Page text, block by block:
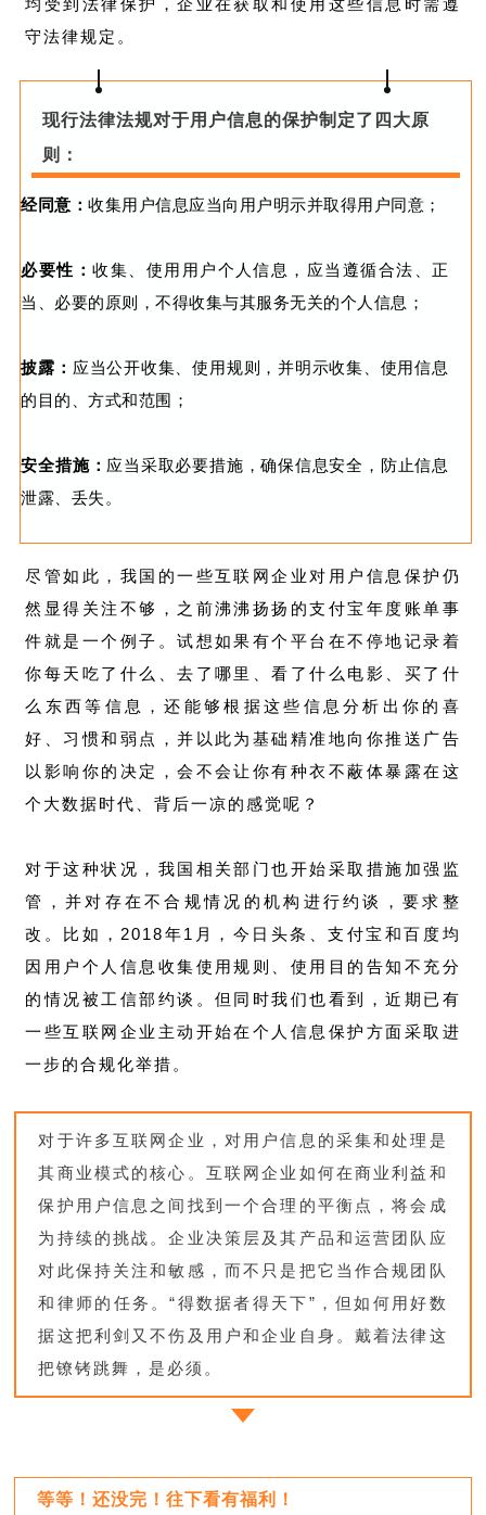
守法律规定。
现行法律法规对于用户信息的保护制定了四大原
则：
经同意：收集用户信息应当向用户明示并取得用户同意；
必要性：收集、使用用户个人信息，应当遵循合法、正
当、必要的原则，不得收集与其服务无关的个人信息；
披露： 应当公开收集、使用规则，并明示收集、使用信息
的目的、方式和范围；
安全措施： 应当采取必要措施，确保信息安全，防止信息
泄露、丢失。
尽管如此，我国的一些互联网企业对用户信息保护仍
然显得关注不够，之前沸沸扬扬的支付宝年度账单事
件就是一个例子。试想如果有个平台在不停地记录着
你每天吃了什么、去了哪里、看了什么电影、买了什
么东西等信息，还能够根据这些信息分析出你的喜
好、习惯和弱点，并以此为基础精准地向你推送广告
以影响你的决定，会不会让你有种衣不蔽体暴露在这
个大数据时代、背后一凉的感觉呢？
对于这种状况，我国相关部门也开始采取措施加强监
管，并对存在不合规情况的机构进行约谈，要求整
改。比如，2018年1月，今日头条、支付宝和百度均
因用户个人信息收集使用规则、使用目的告知不充分
的情况被工信部约谈。但同时我们也看到，近期已有
一些互联网企业主动开始在个人信息保护方面采取进
一步的合规化举措。
对于许多互联网企业，对用户信息的采集和处理是
其商业模式的核心。互联网企业如何在商业利益和
保护用户信息之间找到一个合理的平衡点，将会成
为持续的挑战。企业决策层及其产品和运营团队应
对此保持关注和敏感，而不只是把它当作合规团队
和律师的任务。“得数据者得天下”，但如何用好数
据这把利剑又不伤及用户和企业自身。戴着法律这
把镣铐跳舞，是必须。
等等！还没完！往下看有福利！